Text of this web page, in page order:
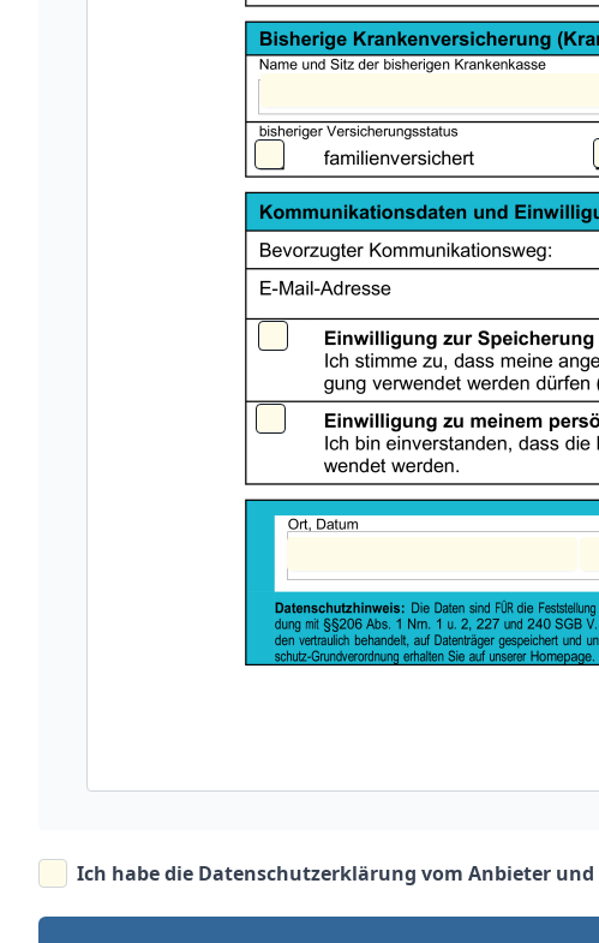
Ich habe die Datenschutzerklärung vom Anbieter und